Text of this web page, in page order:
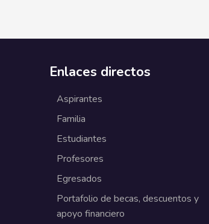
Enlaces directos
Aspirantes
Familia
Estudiantes
Profesores
Egresados
Portafolio de becas, descuentos y
apoyo financiero